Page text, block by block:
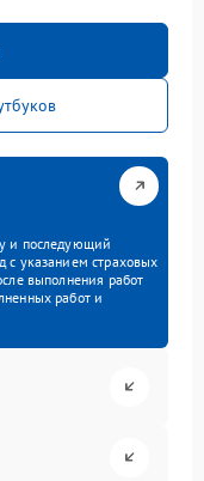
и последующий
с указанием страховых
выполнения работ
работ и